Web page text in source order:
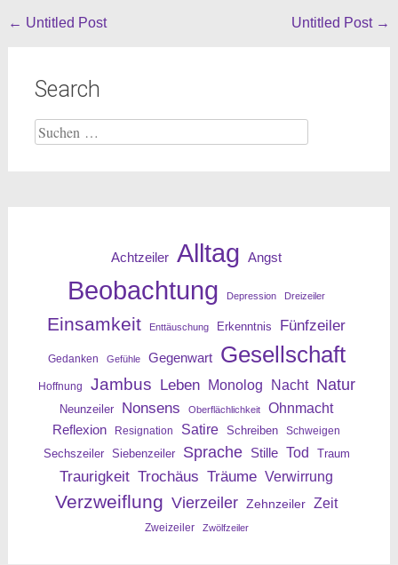
Beitragsnavigation
← Untitled Post Untitled Post →
Search
Suche
nach:
Achtzeiler Alltag Angst
Beobachtung Depression Dreizeiler
Einsamkeit Enttäuschung Erkenntnis Fünfzeiler
Gedanken Gefühle Gegenwart Gesellschaft
Hoffnung Jambus Leben Monolog Nacht Natur
Neunzeiler Nonsens Oberflächlichkeit
Ohnmacht
Reflexion
Resignation Satire Schreiben Schweigen
Sechszeiler Siebenzeiler Sprache Stille Tod Traum
Traurigkeit Trochäus Träume Verwirrung
Verzweiflung Vierzeiler Zehnzeiler Zeit
Zweizeiler Zwölfzeiler